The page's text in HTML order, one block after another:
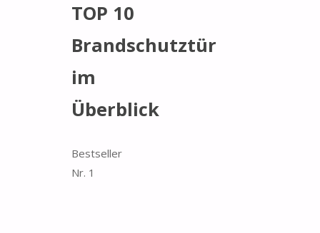
TOP 10
Brandschutztür
im
Überblick
Bestseller
Nr. 1